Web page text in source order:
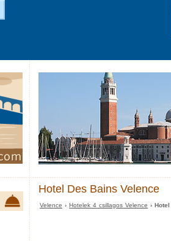
Hotel Des Bains Velence
Velence ›Hotelek 4 csillagos Velence ›